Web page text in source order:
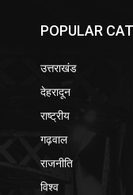
POPULAR
उत्तराखंड
देहरादून
राष्ट्रीय
गढ़वाल
राजनीति
विश्व